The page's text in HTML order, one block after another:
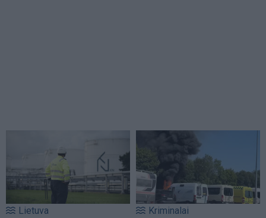
Lietuva Kriminalai